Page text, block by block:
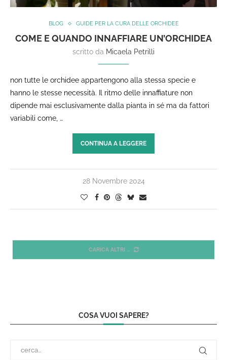
BLOG GUIDE PER LA CURA DELLE ORCHIDEE
COME E QUANDO INNAFFIARE UN’ORCHIDEA
scritto da Micaela Petrilli
non tutte le orchidee appartengono alla stessa specie e
hanno le stesse necessità. Il ritmo delle innaffiature non
dipende mai esclusivamente dalla pianta in sé ma da fattori
variabili come, …
CONTINUA A LEGGERE
28 Novembre 2024
CARICA ALTRI
COSA VUOI SAPERE?